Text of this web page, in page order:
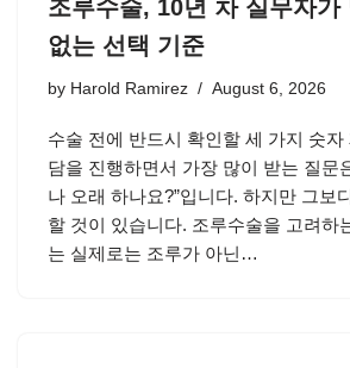
조루수술, 10년 차 실무자가
없는 선택 기준
by Harold Ramirez August 6, 2026
수술 전에 반드시 확인할 세 가지 숫
담을 진행하면서 가장 많이 받는 질문
나 오래 하나요?”입니다. 하지만 그보
할 것이 있습니다. 조루수술을 고려하
는 실제로는 조루가 아닌…